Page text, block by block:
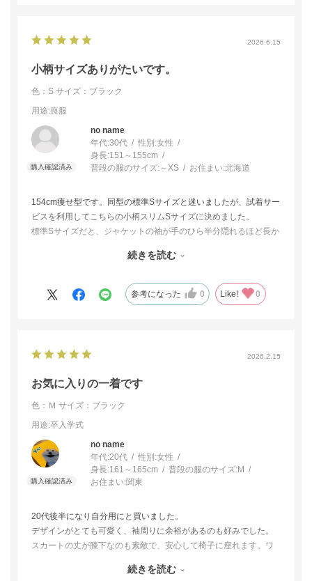
2026.6.15
小柄サイズありがたいです。
色：S サイズ：ブラック
用途:喪服
no name
年代:30代 性別:女性
身長:151～155cm
普段の服のサイズ:～XS お住まい:北海道
154cm痩せ型です。同型の標準Sサイズと迷いましたが、試着サー
ビスを利用してこちらの小柄スリムSサイズに決めました。
標準Sサイズだと、ジャケットの袖が手のひら半分隠れるほど長か
く着られました。（身長からして当然ですが、cahoさんのお写真
より短めの丈感です。）
す。
いデザインで大満足です。
同封されていたフォーマル小物のチェックリストもためになりま
した。
続きを読む
参考になった 0 Like! 0
2026.2.15
お気に入りの一着です
色：Ｍ サイズ：ブラック
用途:卒入学式
no name
年代:20代 性別:女性
身長:161～165cm 普段の服のサイズ:M
お住まい:関東
20代後半になり自分用にと買いました。
デザインがとても可愛く、袖周りに余裕があるのも好みでした。
スカートの丈が膝下なのも素敵で、安心して椅子に座れます。ワ
着やすいと思います。周りの人からも好評で、本当に購入して良
続きを読む